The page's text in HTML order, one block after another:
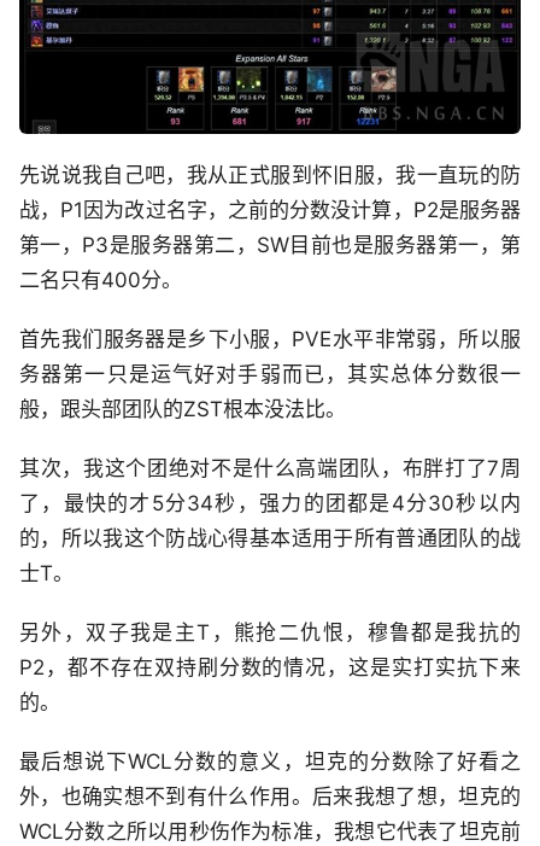
先说说我自己吧，我从正式服到怀旧服，我一直玩的防
战，P1因为改过名字，之前的分数没计算，P2是服务器
第一，P3是服务器第二，SW目前也是服务器第一，第
二名只有400分。
首先我们服务器是乡下小服，PVE水平非常弱，所以服
务器第一只是运气好对手弱而已，其实总体分数很一
般，跟头部团队的ZST根本没法比。
其次，我这个团绝对不是什么高端团队，布胖打了7周
了，最快的才5分34秒，强力的团都是4分30秒以内
的，所以我这个防战心得基本适用于所有普通团队的战
士T。
另外，双子我是主T，熊抢二仇恨，穆鲁都是我抗的
P2，都不存在双持刷分数的情况，这是实打实抗下来
的。
最后想说下WCL分数的意义，坦克的分数除了好看之
外，也确实想不到有什么作用。后来我想了想，坦克的
WCL分数之所以用秒伤作为标准，我想它代表了坦克前